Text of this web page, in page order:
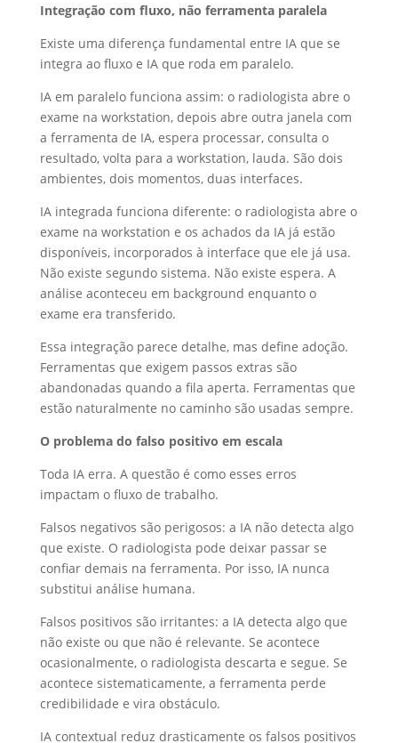
Integração com fluxo, não ferramenta paralela
Existe uma diferença fundamental entre IA que se
integra ao fluxo e IA que roda em paralelo.
IA em paralelo funciona assim: o radiologista abre o
exame na workstation, depois abre outra janela com
a ferramenta de IA, espera processar, consulta o
resultado, volta para a workstation, lauda. São dois
ambientes, dois momentos, duas interfaces.
IA integrada funciona diferente: o radiologista abre o
exame na workstation e os achados da IA já estão
disponíveis, incorporados à interface que ele já usa.
Não existe segundo sistema. Não existe espera. A
análise aconteceu em background enquanto o
exame era transferido.
Essa integração parece detalhe, mas define adoção.
Ferramentas que exigem passos extras são
abandonadas quando a fila aperta. Ferramentas que
estão naturalmente no caminho são usadas sempre.
O problema do falso positivo em escala
Toda IA erra. A questão é como esses erros
impactam o fluxo de trabalho.
Falsos negativos são perigosos: a IA não detecta algo
que existe. O radiologista pode deixar passar se
confiar demais na ferramenta. Por isso, IA nunca
substitui análise humana.
Falsos positivos são irritantes: a IA detecta algo que
não existe ou que não é relevante. Se acontece
ocasionalmente, o radiologista descarta e segue. Se
acontece sistematicamente, a ferramenta perde
credibilidade e vira obstáculo.
IA contextual reduz drasticamente os falsos positivos